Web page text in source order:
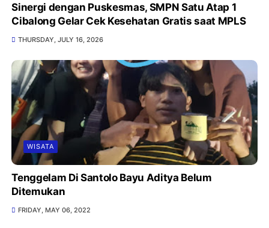
Sinergi dengan Puskesmas, SMPN Satu Atap 1
Cibalong Gelar Cek Kesehatan Gratis saat MPLS
THURSDAY, JULY 16, 2026
WISATA
Tenggelam Di Santolo Bayu Aditya Belum
Ditemukan
FRIDAY, MAY 06, 2022